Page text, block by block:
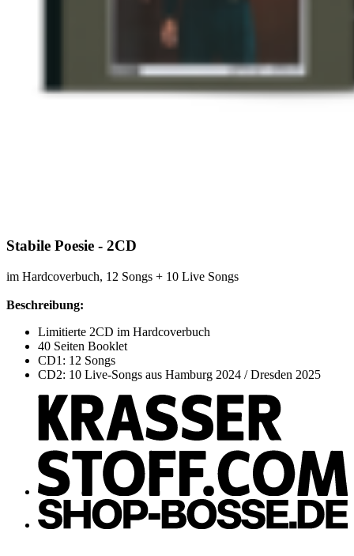
Stabile Poesie - 2CD
im Hardcoverbuch, 12 Songs + 10 Live Songs
Beschreibung:
Limitierte 2CD im Hardcoverbuch
40 Seiten Booklet
CD1: 12 Songs
CD2: 10 Live-Songs aus Hamburg 2024 / Dresden 2025